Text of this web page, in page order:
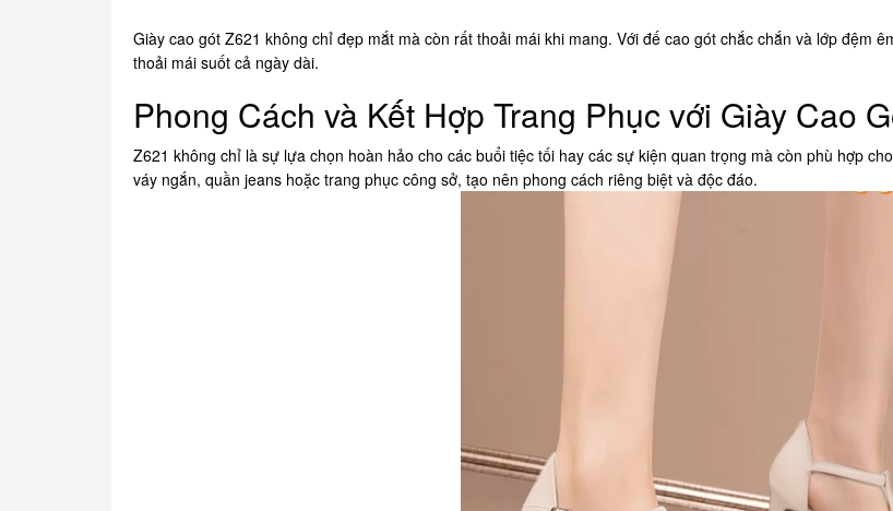
Giày cao gót Z621 không chỉ đẹp mắt mà còn rất thoải mái khi mang. Với đế cao gót chắc chắn và lớp đệm
thoải mái suốt cả ngày dài.
Phong Cách và Kết Hợp Trang Phục với Giày Cao
Z621 không chỉ là sự lựa chọn hoàn hảo cho các buổi tiệc tối hay các sự kiện quan trọng mà còn phù hợp
váy ngắn, quần jeans hoặc trang phục công sở, tạo nên phong cách riêng biệt và độc đáo.